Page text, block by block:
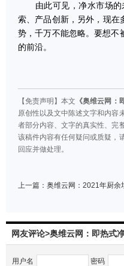
由此可见，净水市场的
索、产品创新，另外，现在
势，千万不能忽略。要想不
的前沿。
【免责声明】本文 《奥维云网
原创性以及文中陈述文字和内容
者部分内容、文字的真实性、完
该稿件内容有任何疑问或质疑，
回应并做处理。
上一篇： 奥维云网：2021年厨余
网友评论>奥维云网：即热式
用户名 密码